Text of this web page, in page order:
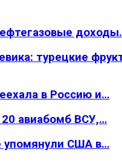
турецкие
в Россию и…
авиабомб ВСУ,…
упомянули США в…